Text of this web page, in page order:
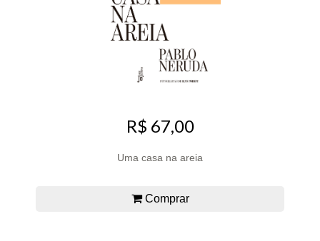
R$ 67,00
Uma casa na areia
Comprar